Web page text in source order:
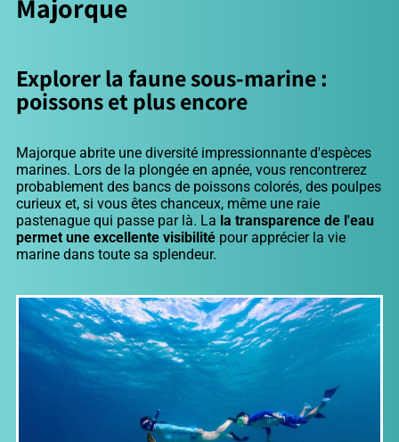
Majorque
Explorer la faune sous-marine :
poissons et plus encore
Majorque abrite une diversité impressionnante d'espèces
marines. Lors de la plongée en apnée, vous rencontrerez
probablement des bancs de poissons colorés, des poulpes
curieux et, si vous êtes chanceux, même une raie
pastenague qui passe par là. La la transparence de l'eau
permet une excellente visibilité pour apprécier la vie
marine dans toute sa splendeur.